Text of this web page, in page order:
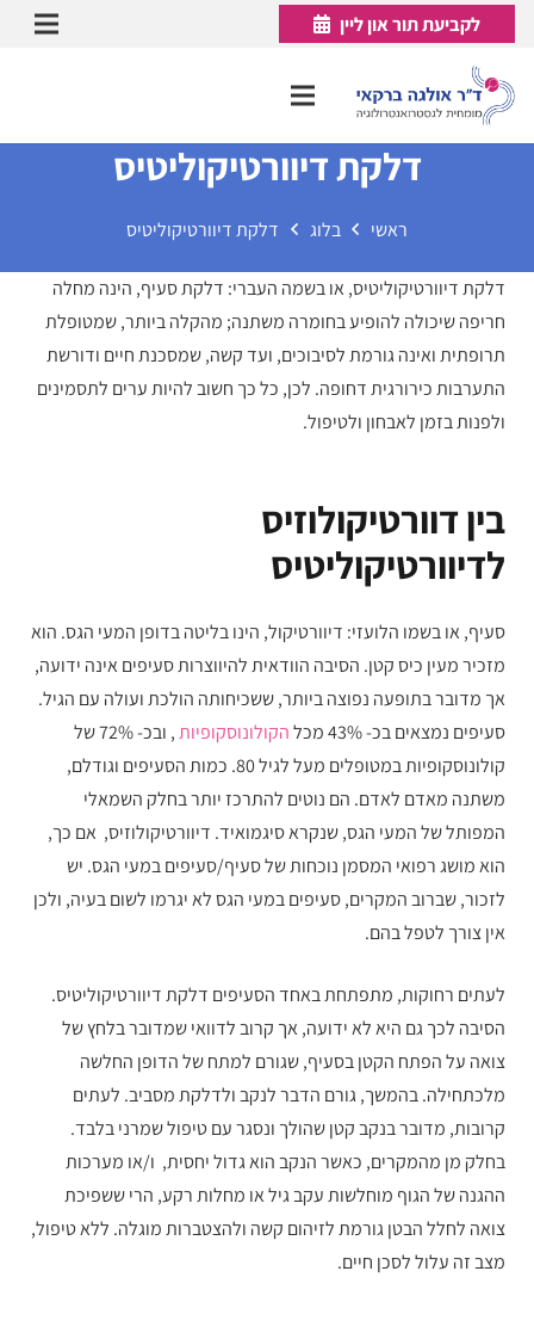
לקביעת תור און ליין
דלקת דיוורטיקוליטיס
ראשי בלוג דלקת דיוורטיקוליטיס
דלקת דיוורטיקוליטיס, או בשמה העברי: דלקת סעיף, הינה מחלה
חריפה שיכולה להופיע בחומרה משתנה; מהקלה ביותר, שמטופלת
תרופתית ואינה גורמת לסיבוכים, ועד קשה, שמסכנת חיים ודורשת
התערבות כירורגית דחופה. לכן, כל כך חשוב להיות ערים לתסמינים
ולפנות בזמן לאבחון ולטיפול.
בין דוורטיקולוזיס
לדיוורטיקוליטיס
סעיף, או בשמו הלועזי: דיוורטיקול, הינו בליטה בדופן המעי הגס. הוא
מזכיר מעין כיס קטן. הסיבה הוודאית להיווצרות סעיפים אינה ידועה,
אך מדובר בתופעה נפוצה ביותר, ששכיחותה הולכת ועולה עם הגיל.
סעיפים נמצאים בכ- 43% מכל
הקולונוסקופיות
, ובכ- 72% של
קולונוסקופיות במטופלים מעל לגיל 80. כמות הסעיפים וגודלם,
משתנה מאדם לאדם. הם נוטים להתרכז יותר בחלק השמאלי
המפותל של המעי הגס, שנקרא סיגמואיד. דיוורטיקולוזיס, אם כך,
הוא מושג רפואי המסמן נוכחות של סעיף/סעיפים במעי הגס. יש
לזכור, שברוב המקרים, סעיפים במעי הגס לא יגרמו לשום בעיה, ולכן
אין צורך לטפל בהם.
לעתים רחוקות, מתפתחת באחד הסעיפים דלקת דיוורטיקוליטיס.
הסיבה לכך גם היא לא ידועה, אך קרוב לדוואי שמדובר בלחץ של
צואה על הפתח הקטן בסעיף, שגורם למתח של הדופן החלשה
מלכתחילה. בהמשך, גורם הדבר לנקב ולדלקת מסביב. לעתים
קרובות, מדובר בנקב קטן שהולך ונסגר עם טיפול שמרני בלבד.
בחלק מן מהמקרים, כאשר הנקב הוא גדול יחסית, ו/או מערכות
ההגנה של הגוף מוחלשות עקב גיל או מחלות רקע, הרי ששפיכת
צואה לחלל הבטן גורמת לזיהום קשה ולהצטברות מוגלה. ללא טיפול,
מצב זה עלול לסכן חיים.